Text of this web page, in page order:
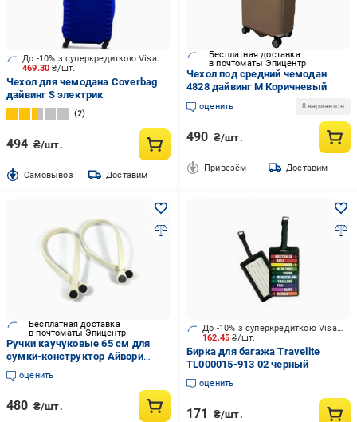
469.30₴/шт.
До -10% з суперкредиткою Visa Вигода
Чехол для чемодана Coverbag
дайвинг S электрик
2
494 ₴/шт.
Cамовывоз Доставим
Бесплатная доставка
в почтоматы Эпицентр
Чехол под средний чемодан
4828 дайвинг M Коричневый
оценить 8 вариантов
490 ₴/шт.
Привезём Доставим
Бесплатная доставка
в почтоматы Эпицентр
Ручки каучуковые 65 см для
сумки-конструктор Айвори
(12709)
оценить
480 ₴/шт.
162.45₴/шт.
До -10% з суперкредиткою Visa Вигода
Бирка для багажа Travelite
TL000015-913 02 черный
оценить
171 ₴/шт.